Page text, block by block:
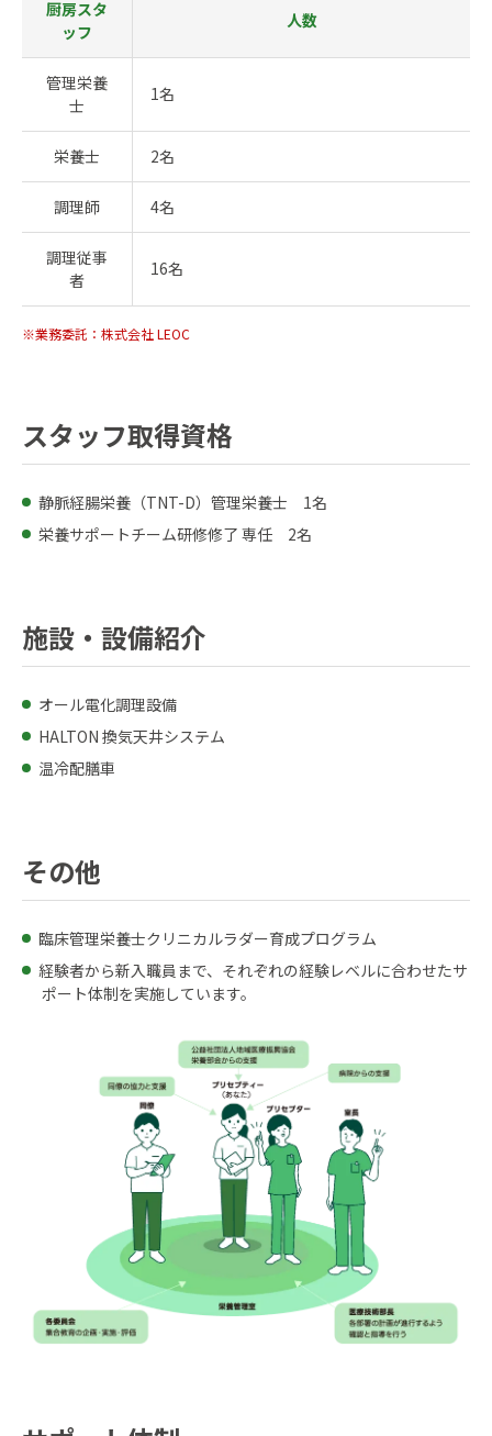
厨房スタ
ッフ
人数
管理栄養
士
1名
栄養士 2名
調理師 4名
調理従事
者
16名
※業務委託：株式会社 LEOC
スタッフ取得資格
静脈経腸栄養（TNT-D）管理栄養士 1名
栄養サポートチーム研修修了 専任 2名
施設・設備紹介
オール電化調理設備
HALTON 換気天井システム
温冷配膳車
その他
臨床管理栄養士クリニカルラダー育成プログラム
経験者から新入職員まで、それぞれの経験レベルに合わせたサ
ポート体制を実施しています。